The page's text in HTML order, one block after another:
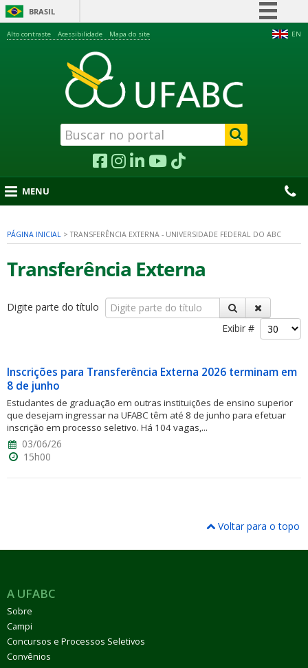
BRASIL
Acesso à informação
Legislação
Canais
EN
Alto contraste Acessibilidade Mapa do site
MENU
PÁGINA INICIAL >TRANSFERÊNCIA EXTERNA - UNIVERSIDADE FEDERAL DO ABC
Transferência Externa
Digite parte do título
Exibir #
Inscrições para Transferência Externa 2026 terminam em
8 de junho
Estudantes de graduação em outras instituições de ensino superior
que desejam ingressar na UFABC têm até 8 de junho para efetuar
inscrição em processo seletivo. Há 104 vagas,...
03/06/26
15h00
Voltar para o topo
A UFABC
Sobre
Campi
Concursos e Processos Seletivos
Convênios